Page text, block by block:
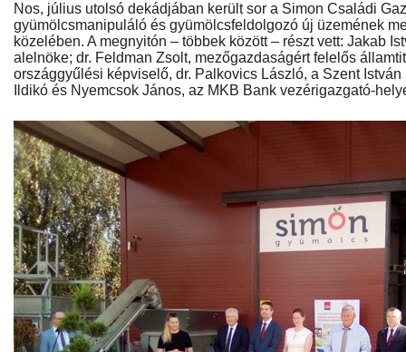
Nos, július utolsó dekádjában került sor a Simon Családi
gyümölcsmanipuláló és gyümölcsfeldolgozó új üzemének
közelében. A megnyitón – többek között – részt vett: Jakab
alelnöke; dr. Feldman Zsolt, mezőgazdaságért felelős
országgyűlési képviselő, dr. Palkovics László, a Szent
Ildikó és Nyemcsok János, az MKB Bank vezérigazgató-